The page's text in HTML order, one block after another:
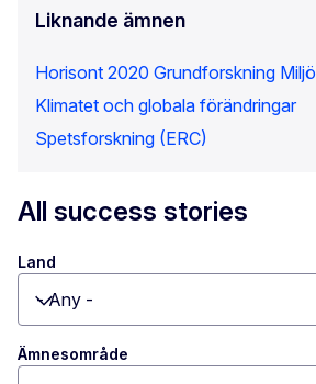
Liknande ämnen
Horisont 2020 Grundforskning Miljö
Klimatet och globala förändringar
Spetsforskning (ERC)
All success stories
Land
Toggle dropdown
Ämnesområde